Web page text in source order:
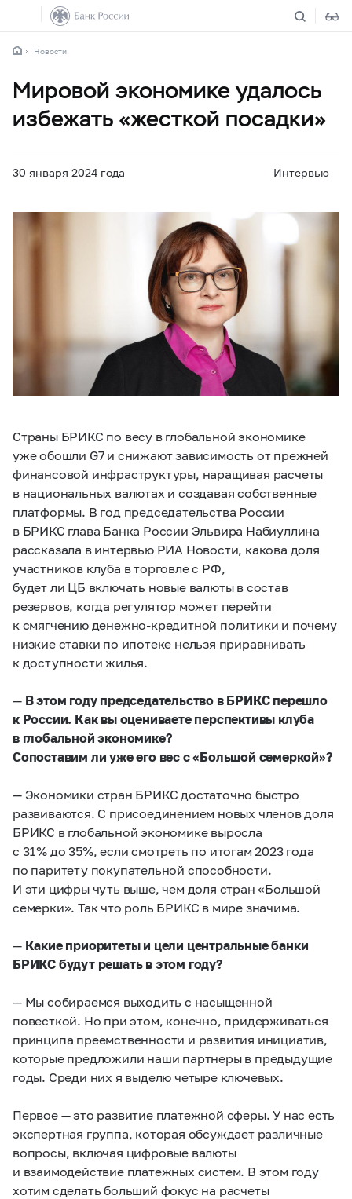
Новости
Мировой экономике удалось
избежать «жесткой посадки»
30 января 2024 года Интервью
Страны БРИКС по весу в глобальной экономике
уже обошли G7 и снижают зависимость от прежней
финансовой инфраструктуры, наращивая расчеты
в национальных валютах и создавая собственные
платформы. В год председательства России
в БРИКС глава Банка России Эльвира Набиуллина
рассказала в интервью РИА Новости, какова доля
участников клуба в торговле с РФ,
будет ли ЦБ включать новые валюты в состав
резервов, когда регулятор может перейти
к смягчению денежно-кредитной политики и почему
низкие ставки по ипотеке нельзя приравнивать
к доступности жилья.
— В этом году председательство в БРИКС перешло
к России. Как вы оцениваете перспективы клуба
в глобальной экономике?
Сопоставим ли уже его вес с «Большой семеркой»?
— Экономики стран БРИКС достаточно быстро
развиваются. С присоединением новых членов доля
БРИКС в глобальной экономике выросла
с 31% до 35%, если смотреть по итогам 2023 года
по паритету покупательной способности.
И эти цифры чуть выше, чем доля стран «Большой
семерки». Так что роль БРИКС в мире значима.
— Какие приоритеты и цели центральные банки
БРИКС будут решать в этом году?
— Мы собираемся выходить с насыщенной
повесткой. Но при этом, конечно, придерживаться
принципа преемственности и развития инициатив,
которые предложили наши партнеры в предыдущие
годы. Среди них я выделю четыре ключевых.
Первое — это развитие платежной сферы. У нас есть
экспертная группа, которая обсуждает различные
вопросы, включая цифровые валюты
и взаимодействие платежных систем. В этом году
хотим сделать больший фокус на расчеты